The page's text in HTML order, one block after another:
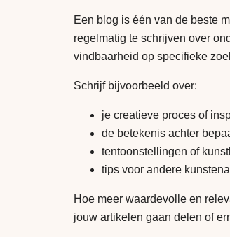
Een blog is één van de beste
regelmatig te schrijven over
vindbaarheid op specifieke
Schrijf bijvoorbeeld over:
je creatieve proces of
de betekenis achter
tentoonstellingen of
tips voor andere
Hoe meer waardevolle en
jouw artikelen gaan delen of